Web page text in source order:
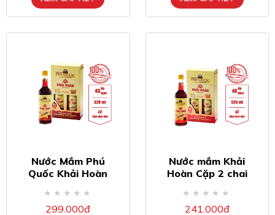
Nước Mắm Phú
Quốc Khải Hoàn
cặp 2 chai
299.000đ
Nước mắm Khải
Hoàn Cặp 2 chai
241.000đ